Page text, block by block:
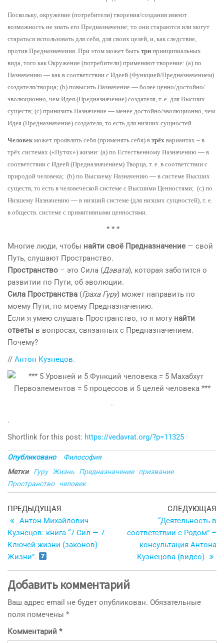
Поскольку, окружение (потребители) творения/создания имеют
возможность не знать его Предназначение; то они стараются или могут
стараться использовать для себя, для своих целей, и, как следствие,
против Предназначения. При этом может быть три принципиальных
вида, того как Окружение (потребители) применяют творение: (a) по
Назначению — как в соответствии с Идеей (Функцией/Предназначением)
создателя/творца; (b) повысить Назначение — более ценно/достойно/
эволюционно, чем Идея (Предназначение) создателя, т. е. для Высших
существ; (c) принизить Назначение — менее достойно/эволюционно, чем
Идея (Предназначение) создателя, то есть для низших сущностей.
Человек может проявлять себя (применять себя) в трёх вариантах – в
трёх системах («Путях») жизни: (a) по Естественному Назначению — в
соответствии с Идеей (Предназначением) Творца, т. е. в соответствии с
природой человека; (b) по Высшему Назначению — в системе Высших
существ, то есть в человеческой системе с Высшими Ценностями; (c) по
Низшему Назначению — в низший системе (для низших сущностей), т. е.
в обществ. системе с примитивными ценностями.
* * *
Многие люди, чтобы найти своё Предназначение — свой
Путь, слушают Пространство.
Пространство – это Сила (Дэвата), которая заботится о
развитии по Пути, об эволюции.
Сила Пространства (Граха Гуру) может направить по
моему Пути, по моему Предназначению.
Если я умею слушать Пространство, то я могу найти
ответы в вопросах, связанных с Предназначением.
Почему?
// Антон Кузнецов.
.
.
Shortlink for this post: https://vedavrat.org/?p=11325
Опубликовано
Философия
Метки
Гуру Жизнь Предназначение
призвание
Пространство
человек
Навигация
по
записям
Предыдущая
запись
ПРЕДЫДУЩАЯ
Антон Михайлович
Кузнецов: книга “7 Сил — 7
Ключей жизни (законов)
Жизни”.
СЛЕДУЮЩАЯ
“Деятельность в
соответствии с Родом” –
консультация Антона
Кузнецова (видео)
Добавить комментарий
Ваш адрес email не будет опубликован. Обязательные
поля помечены *
Комментарий *